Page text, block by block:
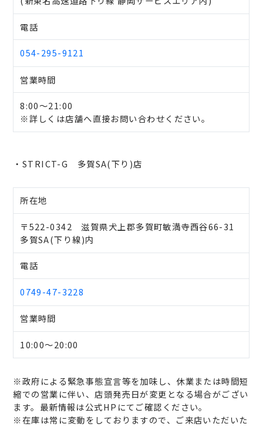
電話
054-295-9121
営業時間
8:00～21:00
※詳しくは店舗へ直接お問い合わせください。
・STRICT-G 多賀SA(下り)店
所在地
〒522-0342 滋賀県犬上郡多賀町敏満寺西谷66-31
多賀SA(下り線)内
電話
0749-47-3228
営業時間
10:00～20:00
※政府による緊急事態宣言等を加味し、休業または時間短
縮での営業に伴い、店頭発売日が変更となる場合がござい
ます。最新情報は公式HPにてご確認ください。
※在庫は常に変動をしておりますので、ご来店いただいた